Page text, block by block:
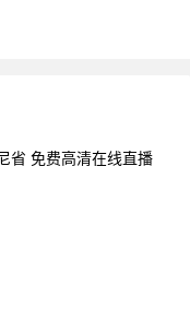
省 免费高清在线直播